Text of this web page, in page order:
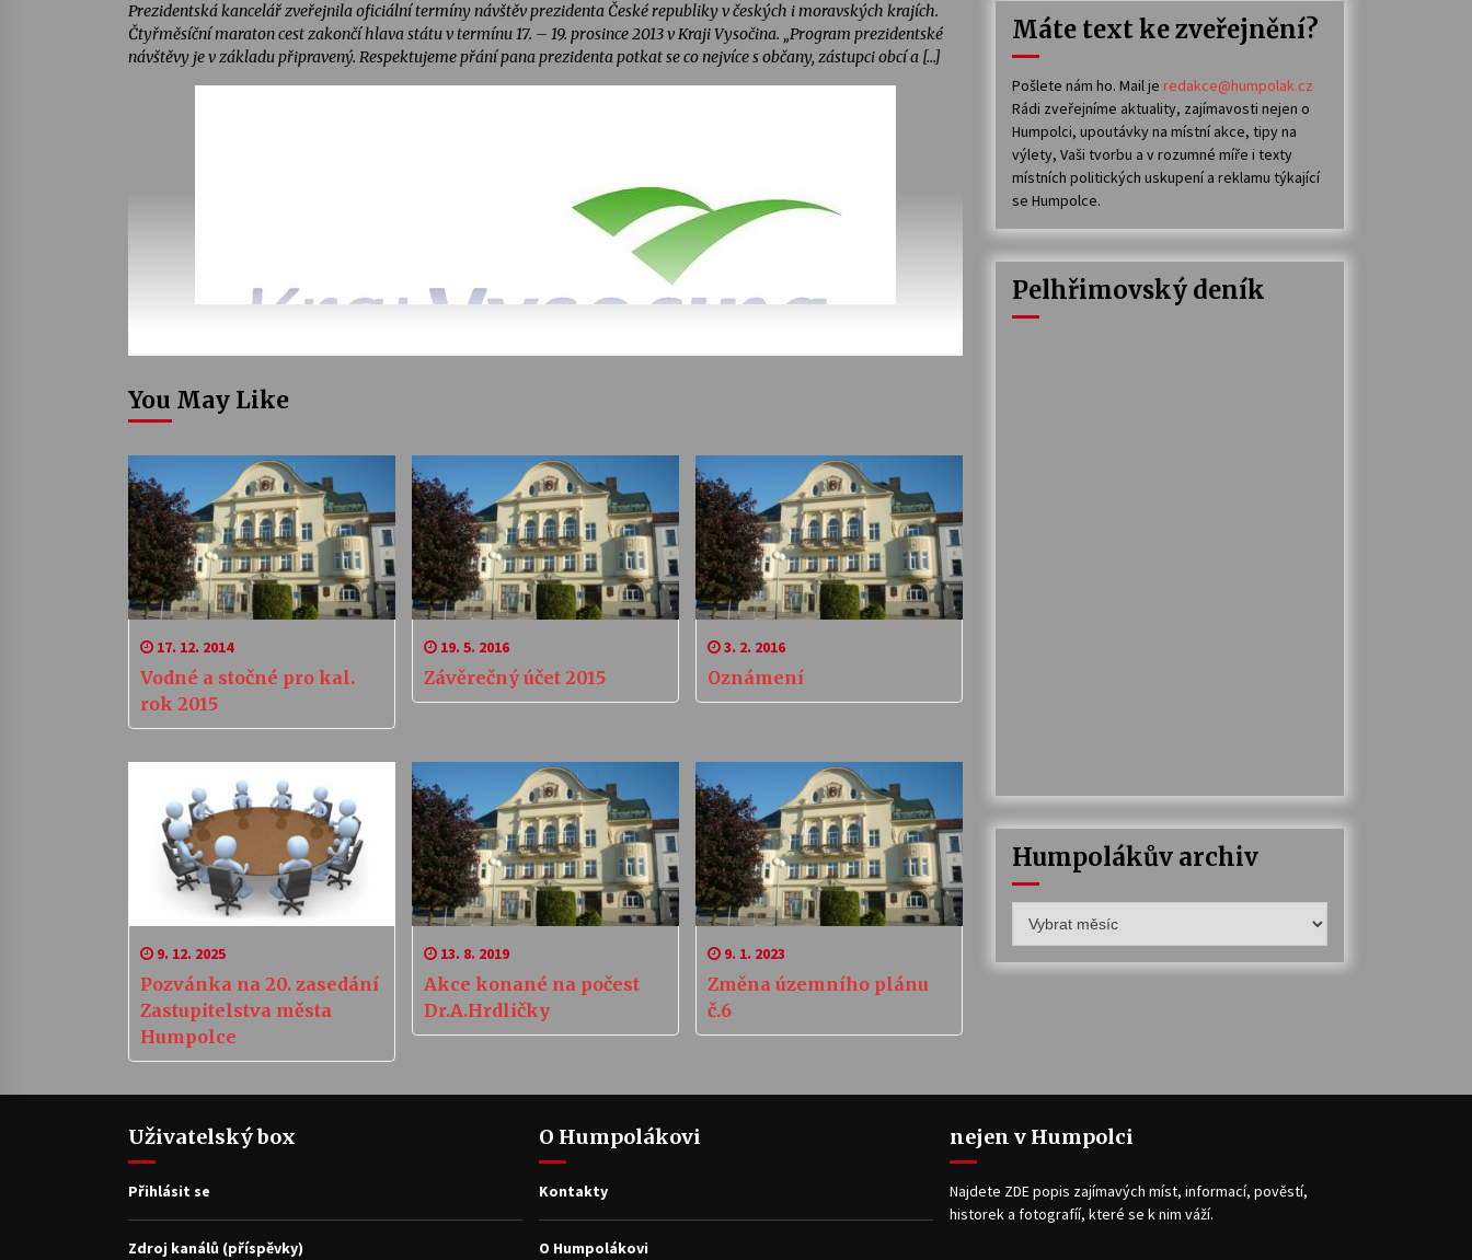
Prezidentská kancelář zveřejnila oficiální termíny návštěv prezidenta České republiky v českých i moravských krajích.
Čtyřměsíční maraton cest zakončí hlava státu v termínu 17. – 19. prosince 2013 v Kraji Vysočina. „Program prezidentské
návštěvy je v základu připravený. Respektujeme přání pana prezidenta potkat se co nejvíce s občany, zástupci obcí a […]
You May Like
17. 12. 2014
Vodné a stočné pro kal.
rok 2015
19. 5. 2016
Závěrečný účet 2015
3. 2. 2016
Oznámení
9. 12. 2025
Pozvánka na 20. zasedání
Zastupitelstva města
Humpolce
13. 8. 2019
Akce konané na počest
Dr.A.Hrdličky
9. 1. 2023
Změna územního plánu
č.6
Máte text ke zveřejnění?
Pošlete nám ho. Mail je redakce@humpolak.cz
Rádi zveřejníme aktuality, zajímavosti nejen o
Humpolci, upoutávky na místní akce, tipy na
výlety, Vaši tvorbu a v rozumné míře i texty
místních politických uskupení a reklamu týkající
se Humpolce.
Pelhřimovský deník
Humpolákův archiv
archiv
Uživatelský box
Přihlásit se
Zdroj kanálů (příspěvky)
O Humpolákovi
Kontakty
O Humpolákovi
nejen v Humpolci
Najdete ZDE popis zajímavých míst, informací, pověstí,
historek a fotografíí, které se k nim váží.